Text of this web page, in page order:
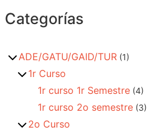
o
Categorías
ADE/GATU/GAID/TUR (1)
1r Curso
1r curso 1r Semestre (4)
1r curso 2o semestre (3)
2o Curso